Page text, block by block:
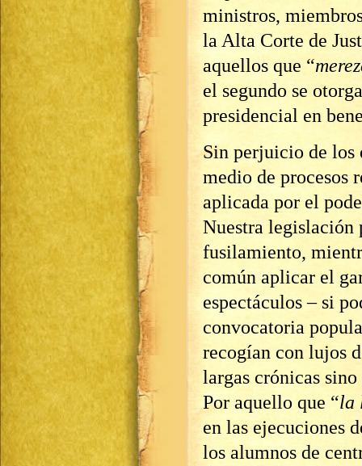
ministros,
la Alta Corte de
aquellos que “
el segundo se
presidencial en
Sin perjuicio de los
medio de procesos
aplicada por el
Nuestra legislación
fusilamiento,
común aplicar el
espectáculos – si
convocatoria
recogían con lujos
largas crónicas
Por aquello que “la
en las ejecuciones
los alumnos de